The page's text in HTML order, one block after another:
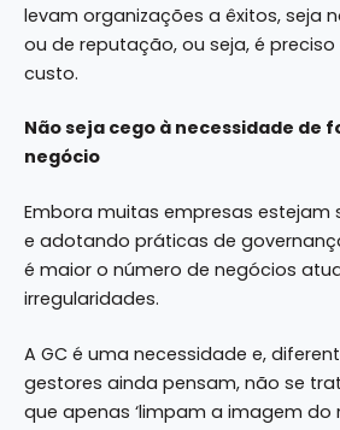
levam organizações a êxitos, seja
ou de reputação, ou seja, é
custo.
Não seja cego à necessidade de
negócio
Embora muitas empresas estejam
e adotando práticas de
é maior o número de negócios
irregularidades.
A GC é uma necessidade e,
gestores ainda pensam, não se
que apenas ‘limpam a imagem do